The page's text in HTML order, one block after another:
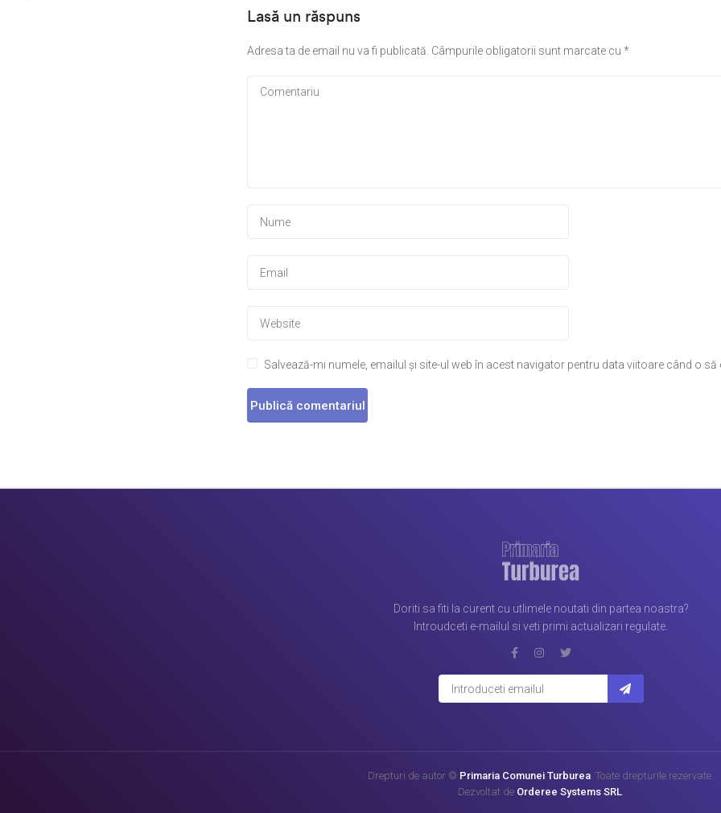
Lasă un răspuns
Adresa ta de email nu va fi publicată. Câmpurile obligatorii sunt marcate cu *
Salvează-mi numele, emailul și site-ul web în acest navigator pentru data viitoare când o să
Doriti sa fiti la curent cu utlimele noutati din partea noastra?
Introudceti e-mailul si veti primi actualizari regulate.
Drepturi de autor © Primaria Comunei Turburea. Toate drepturile rezervate.
Dezvoltat de Orderee Systems SRL.